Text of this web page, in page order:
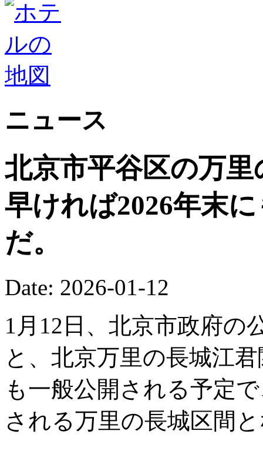
ニュース
北京市平谷区の万
早ければ2026年末
だ。
Date: 2026-01-12
1月12日、北京市政府の
と、北京万里の長城江
も一般公開される予定
される万里の長城区間